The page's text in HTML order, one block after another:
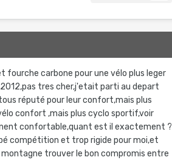
fourche carbone pour une vélo plus leger
tres cher,j'etait parti au depart
réputé pour leur confort,mais plus
confort ,mais plus cyclo sportif,voir
confortable,quant est il exactement ?
compétition et trop rigide pour moi,et
trouver le bon compromis entre